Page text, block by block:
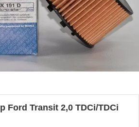
Ford Transit 2,0 TDCi/TDCi